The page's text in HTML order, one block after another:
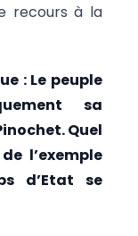
recours à la
: Le peuple
sa
Quel
l’exemple
d’Etat se